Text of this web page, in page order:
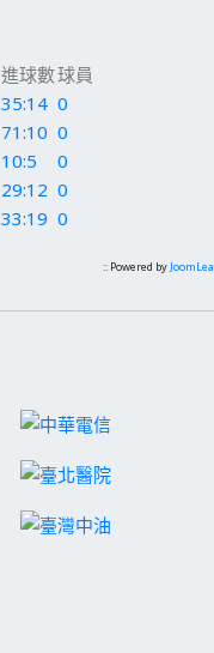
進球數球員
35:14 0
71:10 0
10:5
0
29:12 0
33:19 0
:: Powered by